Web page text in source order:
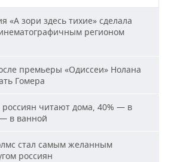
«А зори здесь тихие» сделала
регионом
премьеры «Одиссеи» Нолана
Гомера
россиян читают дома, 40% — в
в ванной
стал самым желанным
россиян